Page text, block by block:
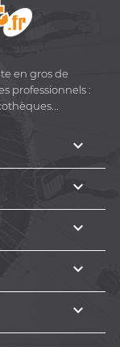
en gros de
professionnels :




